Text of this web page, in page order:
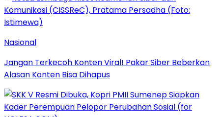
Nasional
Jangan Terkecoh Konten Viral! Pakar Siber Beberkan
Alasan Konten Bisa Dihapus